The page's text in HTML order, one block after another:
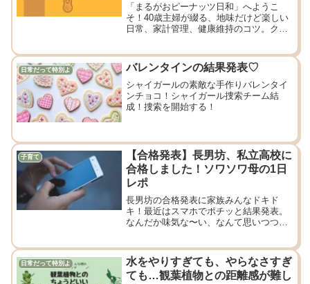
「まるがおピーナッツ日和」へようこ
そ！40歳主婦が綴る、地味だけど楽しい
日常、家計管理、健康維持のコツ。クス
日常だって特別よ バレンタインの結果発表♡
シャイガールの素敵な手作りバレンタイ
ンチョコ！シャイガール捜索チーム結
成！捜索を開始する！
子育て
【合格発表】長男坊、私立高校に
合格しました！ソワソワ母の1日
レポ
長男坊の合格発表に家族みんなドキド
キ！最近はスマホでポチッと結果発表。
なんだか味気な〜い、なんて思いつつも
日常だって特別よ
水をやりすぎても、やらなさすぎ
ても…観葉植物との距離感が難し